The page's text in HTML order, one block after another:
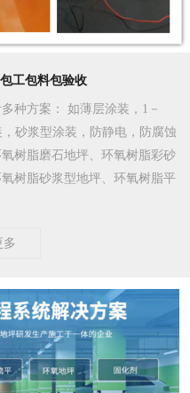
工包料包验收
种方案 ： 如薄层涂装，1－
砂浆型涂装，防静电，防腐蚀
树脂磨石地坪、环氧树脂彩砂
树脂砂浆型地坪、环氧树脂平
多